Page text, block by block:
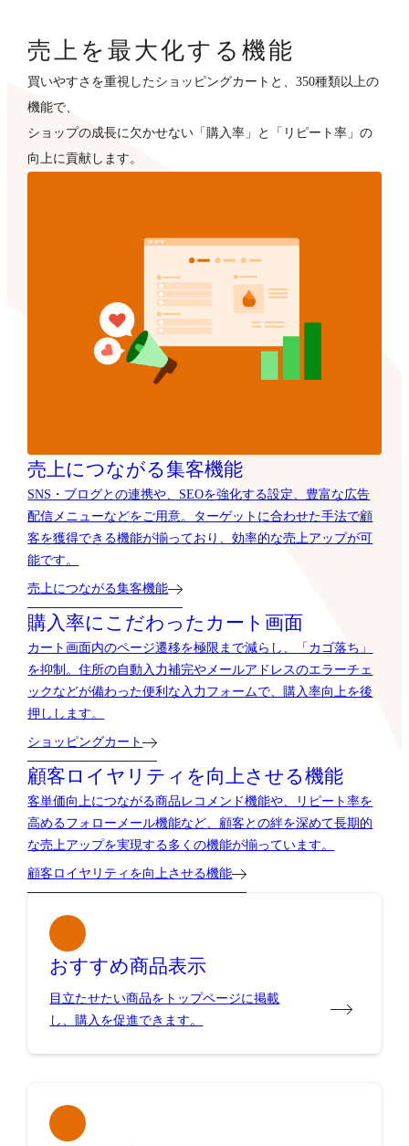
売上を最大化する機能
買いやすさを重視したショッピングカートと、350種類以上の
機能で、
ショップの成長に欠かせない「購入率」と「リピート率」の
向上に貢献します。
売上につながる集客機能
SNS・ブログとの連携や、SEOを強化する設定、豊富な広告
配信メニューなどをご用意。ターゲットに合わせた手法で顧
客を獲得できる機能が揃っており、効率的な売上アップが可
能です。
売上につながる集客機能
購入率にこだわったカート画面
カート画面内のページ遷移を極限まで減らし、「カゴ落ち」
を抑制。住所の自動入力補完やメールアドレスのエラーチェ
ックなどが備わった便利な入力フォームで、購入率向上を後
押しします。
ショッピングカート
顧客ロイヤリティを向上させる機能
客単価向上につながる商品レコメンド機能や、リピート率を
高めるフォローメール機能など、顧客との絆を深めて長期的
な売上アップを実現する多くの機能が揃っています。
顧客ロイヤリティを向上させる機能
おすすめ商品表示
目立たせたい商品をトップページに掲載
し、購入を促進できます。